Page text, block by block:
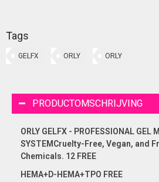
Tags
GELFX ORLY ORLY
PRODUCTOMSCHRIJVING
ORLY GELFX - PROFESSIONAL GEL
SYSTEMCruelty-Free, Vegan, and
Chemicals. 12 FREE
HEMA+D-HEMA+TPO FREE